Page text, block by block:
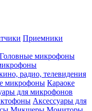
Приемники
Головные микрофоны
радио, телевидения
микрофоны Караоке
для микрофонов
Аксессуары для